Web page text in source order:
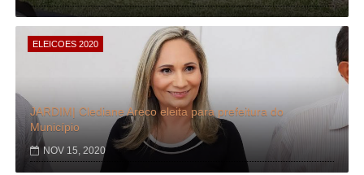
ELEICOES 2020
JARDIM| Clediane Areco eleita para prefeitura do
Município
NOV 15, 2020